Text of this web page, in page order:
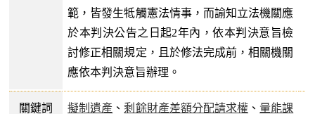
範，皆發生牴觸憲法情事，而諭知立法機關應
於本判決公告之日起2年內，依本判決意旨檢
討修正相關規定，且於修法完成前，相關機關
應依本判決意旨辦理。
關鍵詞 擬制遺產 、剩餘財產差額分配請求權 、 量能課